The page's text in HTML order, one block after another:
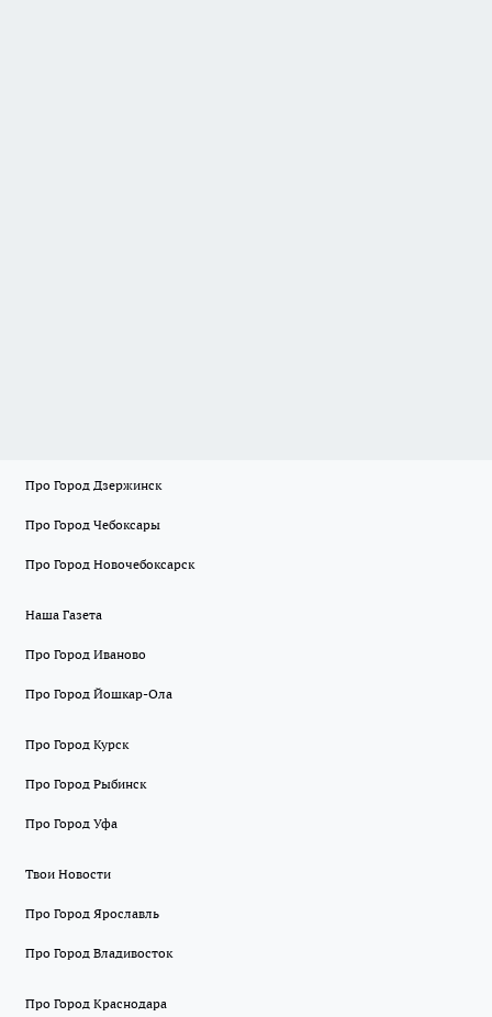
Про Город Дзержинск
Про Город Чебоксары
Про Город Новочебоксарск
Наша Газета
Про Город Иваново
Про Город Йошкар-Ола
Про Город Курск
Про Город Рыбинск
Про Город Уфа
Твои Новости
Про Город Ярославль
Про Город Владивосток
Про Город Краснодара